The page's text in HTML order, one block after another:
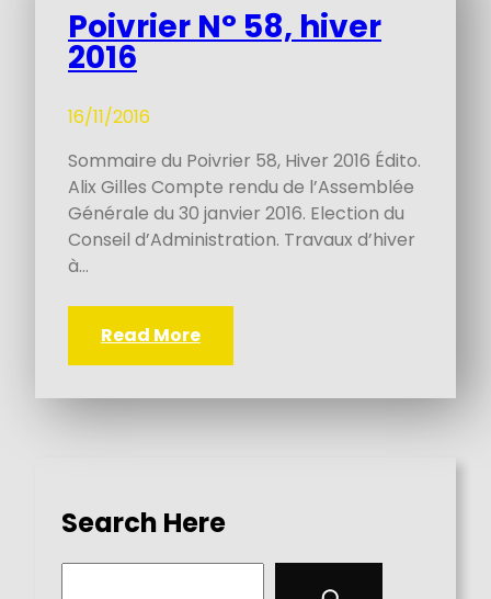
Poivrier N° 58, hiver
2016
16/11/2016
Sommaire du Poivrier 58, Hiver 2016 Édito.
Alix Gilles Compte rendu de l’Assemblée
Générale du 30 janvier 2016. Election du
Conseil d’Administration. Travaux d’hiver
à…
Read More
Search Here